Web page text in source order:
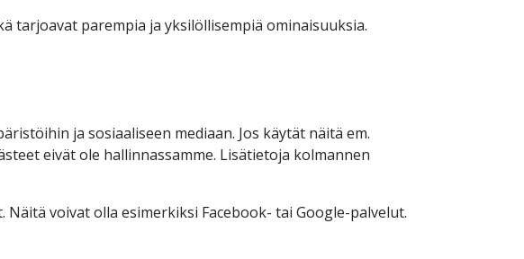
tarjoavat parempia ja yksilöllisempiä ominaisuuksia.
ja sosiaaliseen mediaan. Jos käytät näitä em.
eivät ole hallinnassamme. Lisätietoja kolmannen
voivat olla esimerkiksi Facebook- tai Google-palvelut.